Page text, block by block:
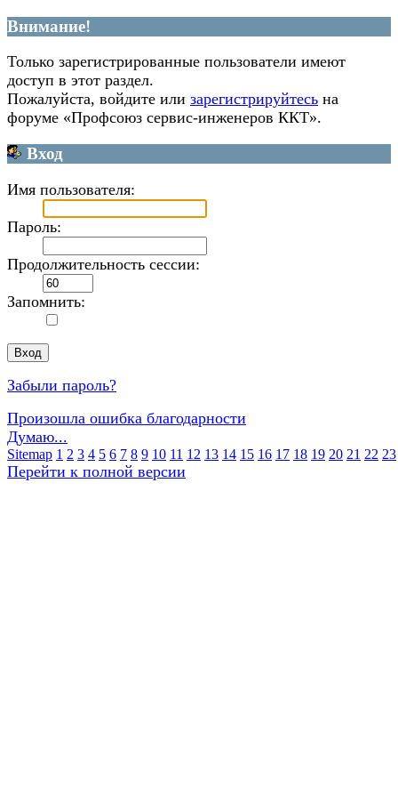
Внимание!
Только зарегистрированные пользователи имеют
доступ в этот раздел.
Пожалуйста, войдите или зарегистрируйтесь на
форуме «Профсоюз сервис-инженеров ККТ».
Вход
Имя пользователя:
Пароль:
Продолжительность сессии:
Запомнить:
Забыли пароль?
Произошла ошибка благодарности
Думаю...
Sitemap 1 2 3 4 5 6 7 8 9 10 11 12 13 14 15 16 17 18 19 20 21 22 23
Перейти к полной версии